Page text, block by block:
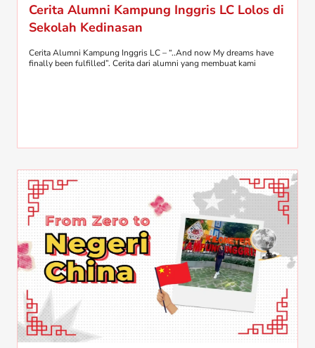
Cerita Alumni Kampung Inggris LC Lolos di
Sekolah Kedinasan
Cerita Alumni Kampung Inggris LC – “..And now My dreams have
finally been fulfilled”. Cerita dari alumni yang membuat kami